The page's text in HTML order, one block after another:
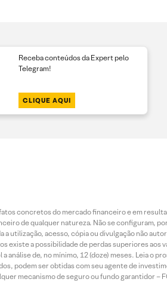
Receba conteúdos da Expert pelo
Telegram!
CLIQUE AQUI
concretos do mercado financeiro e em
de qualquer natureza. Não se configuram,
utilização, acesso, cópia ou divulgação não
existe a possibilidade de perdas superiores aos
de, no mínimo, 12 (doze) meses. Leia o
podem ser obtidas com seu agente de
mecanismo de seguro ou fundo garantidor –